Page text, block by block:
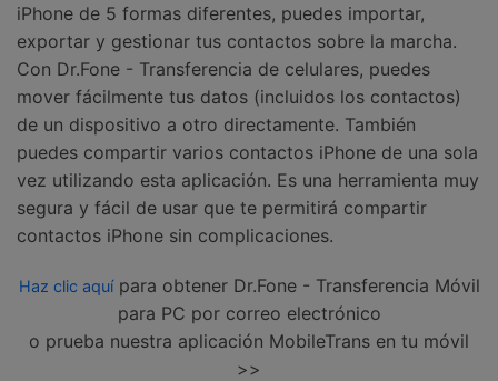
iPhone de 5 formas diferentes, puedes importar,
exportar y gestionar tus contactos sobre la marcha.
Con Dr.Fone - Transferencia de celulares, puedes
mover fácilmente tus datos (incluidos los contactos)
de un dispositivo a otro directamente. También
puedes compartir varios contactos iPhone de una sola
vez utilizando esta aplicación. Es una herramienta muy
segura y fácil de usar que te permitirá compartir
contactos iPhone sin complicaciones.
Haz clic aquípara obtener Dr.Fone - Transferencia Móvil
para PC por correo electrónico
o prueba nuestra aplicación MobileTrans en tu móvil
>>